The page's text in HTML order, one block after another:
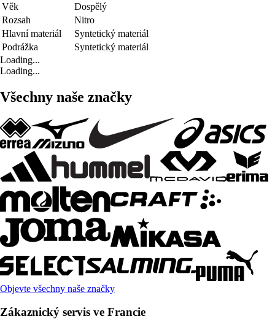
Věk
Dospělý
Rozsah
Nitro
Hlavní materiál
Syntetický materiál
Podrážka
Syntetický materiál
Loading...
Loading...
Všechny naše značky
Objevte všechny naše značky
Zákaznický servis ve Francie